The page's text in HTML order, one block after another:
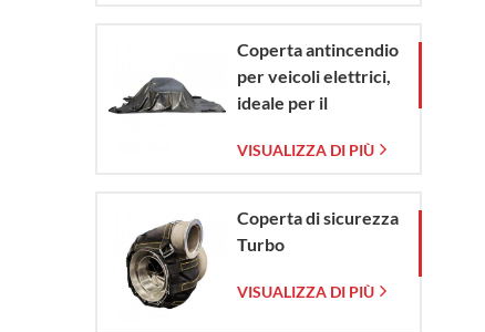
Coperta antincendio
per veicoli elettrici,
ideale per il
emergenze in caso di
elettrici e
automobili.
VISUALIZZA DI PIÙ
Coperta di sicurezza
Turbo
VISUALIZZA DI PIÙ